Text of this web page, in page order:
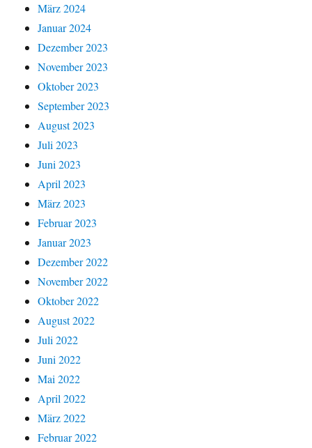
März 2024
Januar 2024
Dezember 2023
November 2023
Oktober 2023
September 2023
August 2023
Juli 2023
Juni 2023
April 2023
März 2023
Februar 2023
Januar 2023
Dezember 2022
November 2022
Oktober 2022
August 2022
Juli 2022
Juni 2022
Mai 2022
April 2022
März 2022
Februar 2022